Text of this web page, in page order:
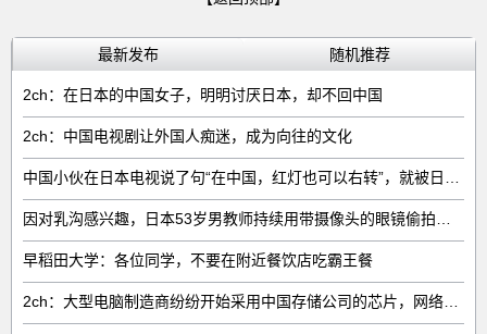
最新发布 随机推荐
2ch：在日本的中国女子，明明讨厌日本，却不回中国
2ch：中国电视剧让外国人痴迷，成为向往的文化
中国小伙在日本电视说了句“在中国，红灯也可以右转”，就被日本人网暴了
因对乳沟感兴趣，日本53岁男教师持续用带摄像头的眼镜偷拍女子
早稻田大学：各位同学，不要在附近餐饮店吃霸王餐
2ch：大型电脑制造商纷纷开始采用中国存储公司的芯片，网络右翼将抵制电脑